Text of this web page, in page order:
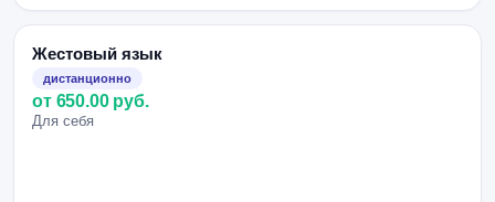
Жестовый язык
дистанционно
от 650.00 руб.
Для себя